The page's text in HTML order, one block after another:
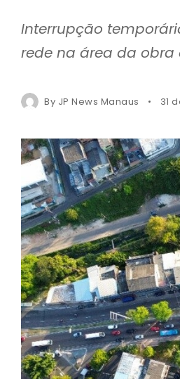
Interrupção
rede na área da obra
By JP News Manaus 31